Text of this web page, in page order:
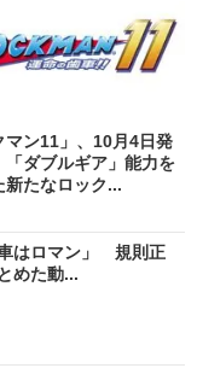
マン11」、10月4日発
ダブルギア」能力を
新たなロック...
車はロマン」 規則正
めた動...